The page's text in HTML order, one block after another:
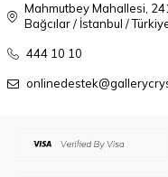
Mahmutbey Mahallesi,
Bağcılar / İstanbul /
444 10 10